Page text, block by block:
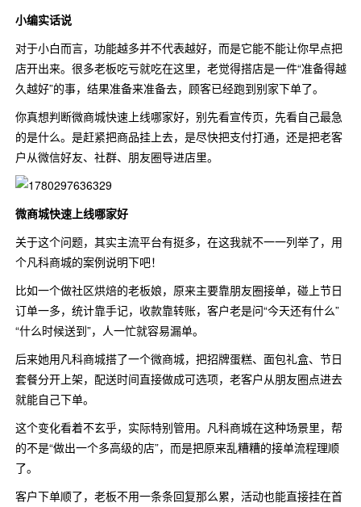
小编实话说
对于小白而言，功能越多并不代表越好，而是它能不能让你早点把
店开出来。很多老板吃亏就吃在这里，老觉得搭店是一件“准备得越
久越好”的事，结果准备来准备去，顾客已经跑到别家下单了。
你真想判断微商城快速上线哪家好，别先看宣传页，先看自己最急
的是什么。是赶紧把商品挂上去，是尽快把支付打通，还是把老客
户从微信好友、社群、朋友圈导进店里。
微商城快速上线哪家好
关于这个问题，其实主流平台有挺多，在这我就不一一列举了，用
个凡科商城的案例说明下吧！
比如一个做社区烘焙的老板娘，原来主要靠朋友圈接单，碰上节日
订单一多，统计靠手记，收款靠转账，客户老是问“今天还有什么”
“什么时候送到”，人一忙就容易漏单。
后来她用凡科商城搭了一个微商城，把招牌蛋糕、面包礼盒、节日
套餐分开上架，配送时间直接做成可选项，老客户从朋友圈点进去
就能自己下单。
这个变化看着不玄乎，实际特别管用。凡科商城在这种场景里，帮
的不是“做出一个多高级的店”，而是把原来乱糟糟的接单流程理顺
了。
客户下单顺了，老板不用一条条回复那么累，活动也能直接挂在首